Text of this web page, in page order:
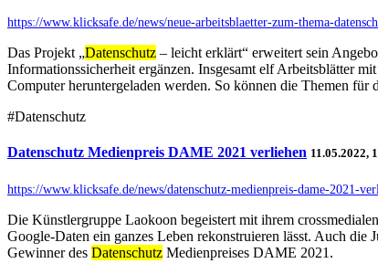
https://www.klicksafe.de/news/neue-arbeitsblaetter-zum-thema-
Das Projekt „Datenschutz – leicht erklärt“ erweitert sein
Informationssicherheit ergänzen. Insgesamt elf Arbeitsblätter
Computer heruntergeladen werden. So können die Themen für
#Datenschutz
Datenschutz Medienpreis DAME 2021 verliehen 11.05.2022,
https://www.klicksafe.de/news/datenschutz-medienpreis-dame-2021-
Die Künstlergruppe Laokoon begeistert mit ihrem
Google-Daten ein ganzes Leben rekonstruieren lässt. Auch die
Gewinner des Datenschutz Medienpreises DAME 2021.